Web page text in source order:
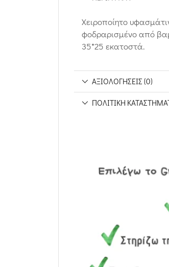
Χειροποίητο
φοδραρισμένο από
35*25 εκατοστά.
ΑΞΙΟΛΟΓΉΣΕΙΣ (0)
ΠΟΛΙΤΙΚΉ